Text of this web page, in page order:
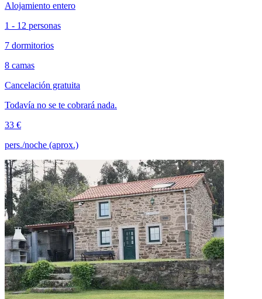
Alojamiento entero
1 - 12 personas
7 dormitorios
8 camas
Cancelación gratuita
Todavía no se te cobrará nada.
33 €
pers./noche (aprox.)